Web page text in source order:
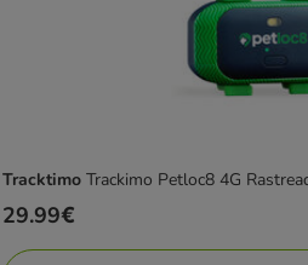
Tracktimo Trackimo Petloc8 4G
Preço
29.99€
29.99€